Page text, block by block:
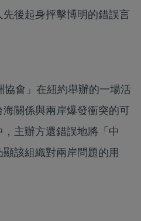
後起身抨擊博明的錯誤言
協會」在紐約舉辦的一場活
關係與兩岸爆發衝突的可
主辦方還錯誤地將「中
該組織對兩岸問題的用